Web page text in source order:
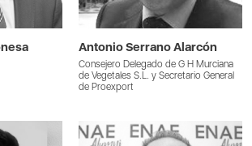
Antonio Serrano Alarcón
Consejero Delegado de G H Murciana
de Vegetales S.L. y Secretario General
de Proexport